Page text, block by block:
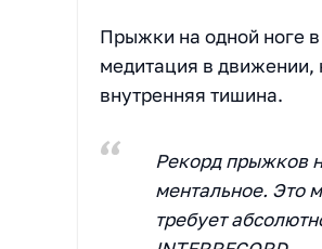
Прыжки на одной ноге в
медитация в движении,
внутренняя тишина.
Рекорд прыжков
ментальное. Это
требует